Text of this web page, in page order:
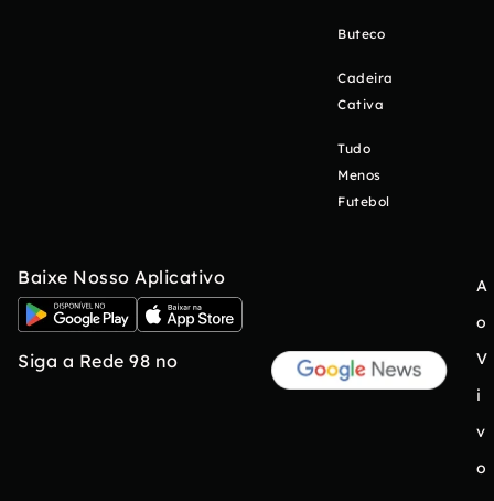
Buteco
Cadeira
Cativa
Tudo
Menos
Futebol
Baixe Nosso Aplicativo
Siga a Rede 98 no
A
o
V
i
v
o